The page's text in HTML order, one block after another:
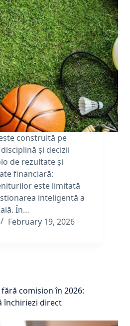
construită pe
și decizii
de rezultate și
financiară:
este limitată
inteligentă a
În…
February 19, 2026
comision în 2026:
închiriezi direct